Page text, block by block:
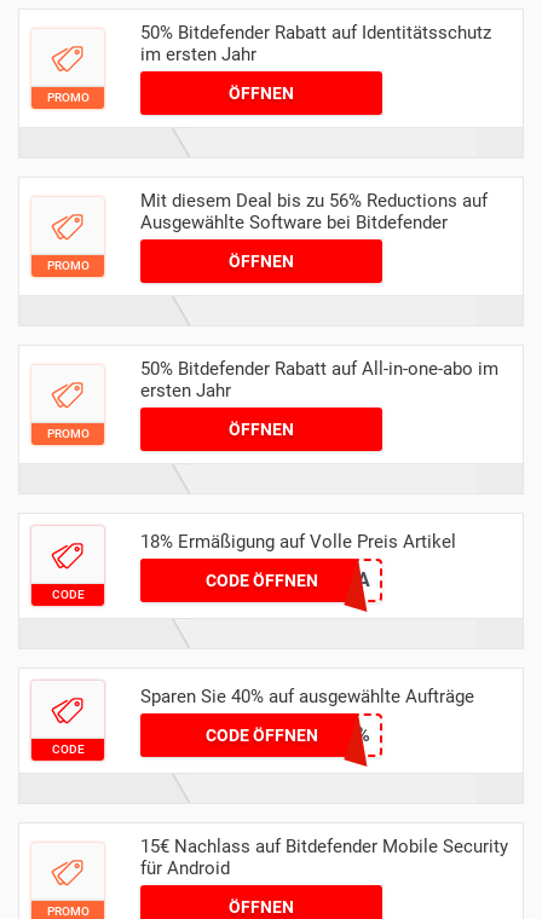
PROMO
50% Bitdefender Rabatt auf Identitätsschutz
im ersten Jahr
ÖFFNEN
PROMO
Mit diesem Deal bis zu 56% Reductions auf
Ausgewählte Software bei Bitdefender
ÖFFNEN
PROMO
50% Bitdefender Rabatt auf All-in-one-abo im
ersten Jahr
ÖFFNEN
CODE
18% Ermäßigung auf Volle Preis Artikel
CODE ÖFFNENPC22220A
CODE
Sparen Sie 40% auf ausgewählte Aufträge
CODE ÖFFNEN
AffiliatesGZSBS40%
PROMO
15€ Nachlass auf Bitdefender Mobile Security
für Android
ÖFFNEN